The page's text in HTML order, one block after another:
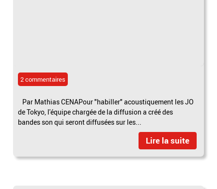
2 commentaires
Par Mathias CENAPour "habiller" acoustiquement les JO
de Tokyo, l'équipe chargée de la diffusion a créé des
bandes son qui seront diffusées sur les...
Lire la suite